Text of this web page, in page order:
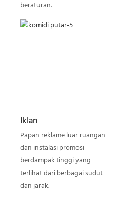
beraturan.
Iklan
Papan reklame luar ruangan
dan instalasi promosi
berdampak tinggi yang
terlihat dari berbagai sudut
dan jarak.